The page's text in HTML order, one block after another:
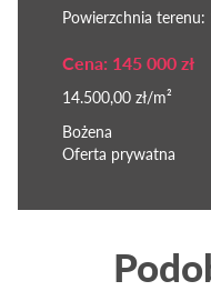
Powierzchnia terenu:
Cena: 145 000 zł
14.500,00 zł/m²
Bożena
Oferta prywatna